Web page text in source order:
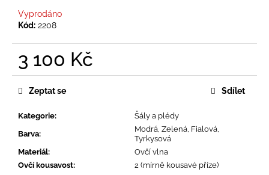
Vyprodáno
Kód: 2208
3 100 Kč
Měrná
cena:
Kategorie:
Šály a plédy
Barva:
Modrá, Zelená, Fialová,
Tyrkysová
Materiál:
Ovčí vlna
Ovčí kousavost:
2 (mírně kousavé příze)
Zeptat se Sdílet
u
č
u
m